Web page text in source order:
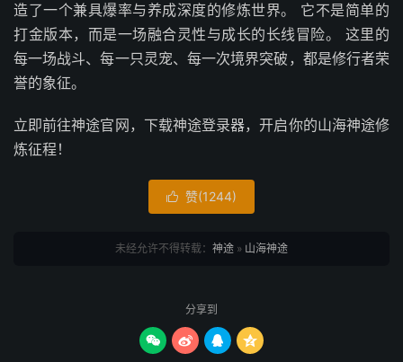
造了一个兼具爆率与养成深度的修炼世界。 它不是简单的
打金版本，而是一场融合灵性与成长的长线冒险。 这里的
每一场战斗、每一只灵宠、每一次境界突破，都是修行者荣
誉的象征。
立即前往神途官网，下载神途登录器，开启你的山海神途修
炼征程！
 赞(1244)
未经允许不得转载： 神途 » 山海神途
分享到
   